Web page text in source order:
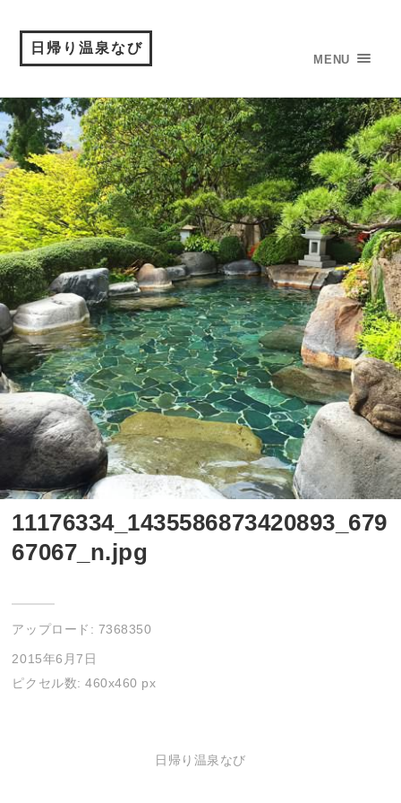
日帰り温泉なび
MENU
11176334_1435586873420893_679
67067_n.jpg
アップロード: 7368350
2015年6月7日
ピクセル数: 460x460 px
日帰り温泉なび